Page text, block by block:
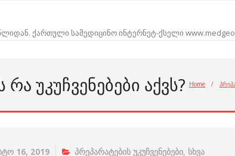
ქართული სამედიცინო ინტერნეტ-ქსელი
ᲣᲙᲣᲩᲕᲔᲜᲔᲑᲔᲑᲘ ᲐᲥᲕᲡ? Home /
16, 2019 პრეპარატების უკუჩვენებები, სხვა